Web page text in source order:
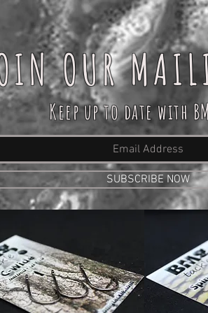
OUR
Keep up to date with
SUBSCRIBE NOW